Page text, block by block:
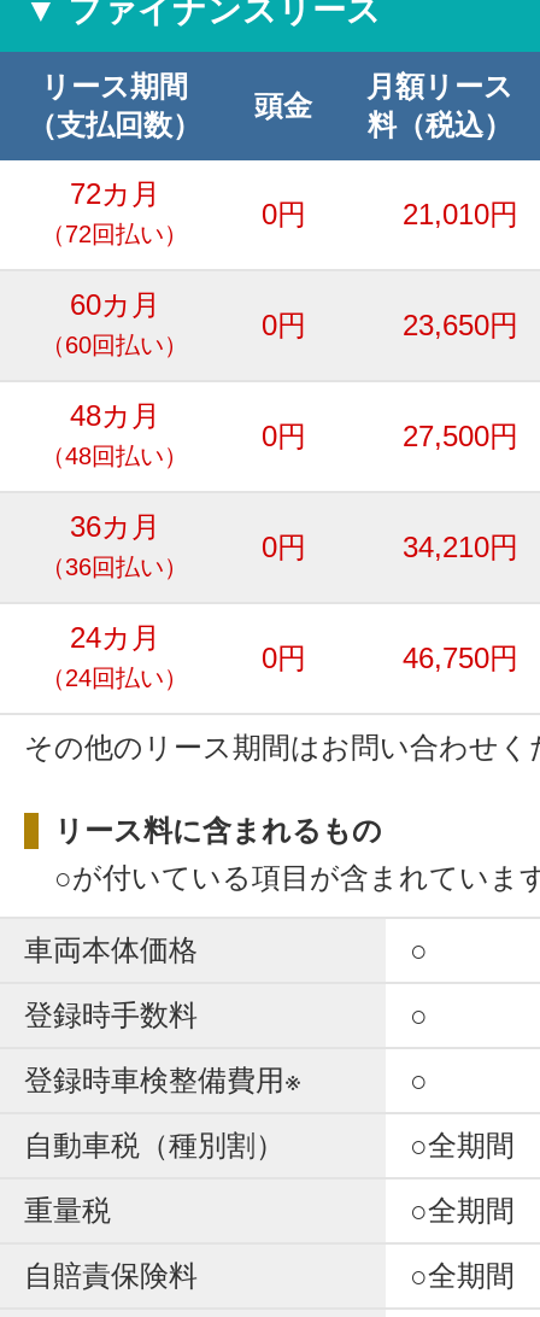
▼ ファイナンスリース
リース期間
（支払回数）
頭金
月額リース
料（税込）
72カ月
（72回払い）
0円 21,010円
60カ月
（60回払い）
0円 23,650円
48カ月
（48回払い）
0円 27,500円
36カ月
（36回払い）
0円 34,210円
24カ月
（24回払い）
0円 46,750円
その他のリース期間はお問い合わせく
リース料に含まれるもの
○が付いている項目が含まれていま
車両本体価格
○
登録時手数料
○
登録時車検整備費用※
○
自動車税（種別割）
○全期間
重量税
○全期間
自賠責保険料
○全期間